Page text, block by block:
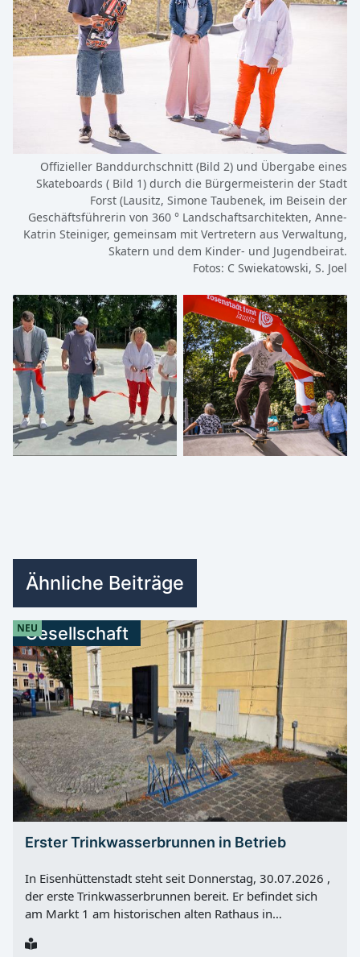
Offizieller Banddurchschnitt (Bild 2) und Übergabe eines
Skateboards ( Bild 1) durch die Bürgermeisterin der Stadt
Forst (Lausitz, Simone Taubenek, im Beisein der
Geschäftsführerin von 360 ° Landschaftsarchitekten, Anne-
Katrin Steiniger, gemeinsam mit Vertretern aus Verwaltung,
Skatern und dem Kinder- und Jugendbeirat.
Fotos: C Swiekatowski, S. Joel
Ähnliche Beiträge
Gesellschaft
NEU
Erster Trinkwasserbrunnen in Betrieb
In Eisenhüttenstadt steht seit Donnerstag, 30.07.2026 ,
der erste Trinkwasserbrunnen bereit. Er befindet sich
am Markt 1 am historischen alten Rathaus in
kostenlose Möglichkeit, frisches Trinkwasser zu trinken